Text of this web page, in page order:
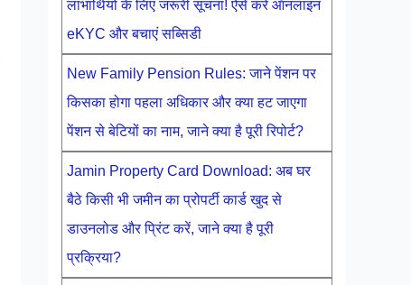
लाभार्थियों के लिए जरूरी सूचना! ऐसे करें ऑनलाइन
eKYC और बचाएं सब्सिडी
New Family Pension Rules: जाने पेंशन पर
किसका होगा पहला अधिकार और क्या हट जाएगा
पेंशन से बेटियों का नाम, जाने क्या है पूरी रिपोर्ट?
Jamin Property Card Download: अब घर
बैठे किसी भी जमीन का प्रोपर्टी कार्ड खुद से
डाउनलोड और प्रिंट करें, जाने क्या है पूरी
प्रक्रिया?